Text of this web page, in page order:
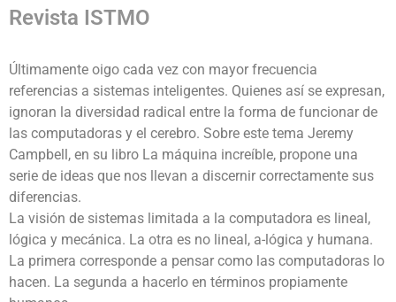
Revista ISTMO
Últimamente oigo cada vez con mayor frecuencia
referencias a sistemas inteligentes. Quienes así se expresan,
ignoran la diversidad radical entre la forma de funcionar de
las computadoras y el cerebro. Sobre este tema Jeremy
Campbell, en su libro La máquina increíble, propone una
serie de ideas que nos llevan a discernir correctamente sus
diferencias.
La visión de sistemas limitada a la computadora es lineal,
lógica y mecánica. La otra es no lineal, a-lógica y humana.
La primera corresponde a pensar como las computadoras lo
hacen. La segunda a hacerlo en términos propiamente